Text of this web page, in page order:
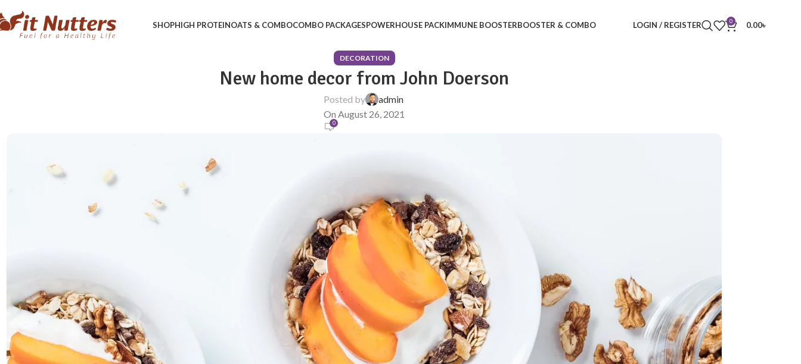
SHOPHIGH PROTEINOATS & COMBOCOMBO PACKAGESPOWERHOUSE PACKIMMUNE BOOSTERBOOSTER & COMBO LOGIN / REGISTER 0 0.00৳
DECORATION
New home decor from John Doerson
Posted by
admin
On August 26, 2021
0